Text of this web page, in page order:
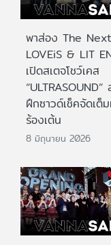
พาส่อง The
LOVEiS & LIT
เปิดสเตจโชว์เคส
“ULTRASOUND”
ฝึกซาวด์เช็คจัดเต็
ร้องเต้น
8 มิถุนายน 2026